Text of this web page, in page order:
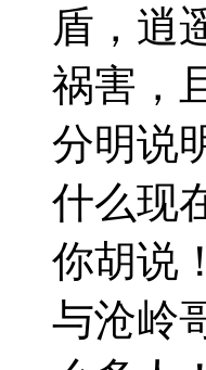
盾，逍
祸害，
分明说
什么现
你胡说
与沧岭